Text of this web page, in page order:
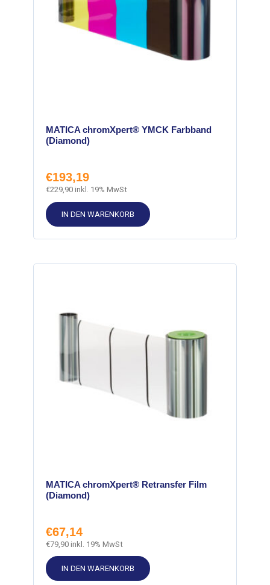
MATICA chromXpert® YMCK Farbband
(Diamond)
€193,19
€229,90 inkl. 19% MwSt
IN DEN WARENKORB
MATICA chromXpert® Retransfer Film
(Diamond)
€67,14
€79,90 inkl. 19% MwSt
IN DEN WARENKORB